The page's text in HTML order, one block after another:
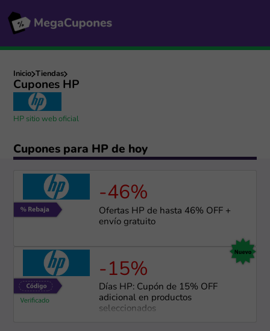
Inicio Tiendas
Cupones HP
HP sitio web oficial
Cupones para HP de hoy
-46%
Ofertas HP de hasta 46% OFF +
envío gratuito
-15%
Días HP: Cupón de 15% OFF
adicional en productos
seleccionados